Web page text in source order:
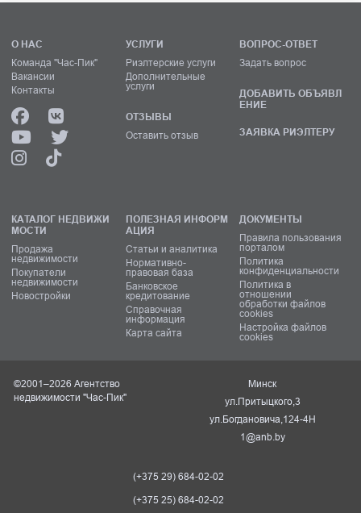
О НАС
Команда "Час-Пик"
Вакансии
Контакты
УСЛУГИ
Риэлтерские услуги
Дополнительные
услуги
ОТЗЫВЫ
Оставить отзыв
ВОПРОС-ОТВЕТ
Задать вопрос
ДОБАВИТЬ ОБЪЯВЛ
ЕНИЕ
ЗАЯВКА РИЭЛТЕРУ
КАТАЛОГ НЕДВИЖИ
МОСТИ
Продажа
недвижимости
Покупатели
недвижимости
Новостройки
ПОЛЕЗНАЯ ИНФОРМ
АЦИЯ
Статьи и аналитика
Нормативно-
правовая база
Банковское
кредитование
Справочная
информация
Карта сайта
ДОКУМЕНТЫ
Правила пользования
порталом
Политика
конфиденциальности
Политика в
отношении
обработки файлов
cookies
Настройка файлов
cookies
©2001–2026 Агентство
недвижимости "Час-Пик"
Минск
ул.Притыцкого,3
ул.Богдановича,124-4Н
1@anb.by
(+375 29) 684-02-02
(+375 25) 684-02-02